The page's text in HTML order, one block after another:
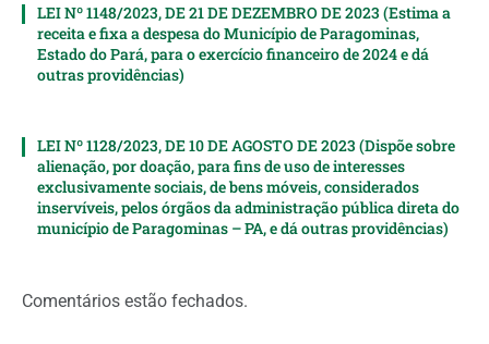
LEI Nº 1148/2023, DE 21 DE DEZEMBRO DE 2023 (Estima a
receita e fixa a despesa do Município de Paragominas,
Estado do Pará, para o exercício financeiro de 2024 e dá
outras providências)
LEI Nº 1128/2023, DE 10 DE AGOSTO DE 2023 (Dispõe sobre
alienação, por doação, para fins de uso de interesses
exclusivamente sociais, de bens móveis, considerados
inservíveis, pelos órgãos da administração pública direta do
município de Paragominas – PA, e dá outras providências)
Comentários estão fechados.